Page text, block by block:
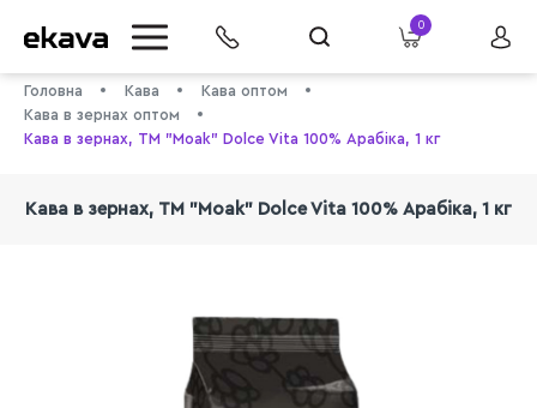
info@ekava.com.ua
0
Головна Кава
Кава оптом
Кава в зернах оптом
Кава в зернах, ТМ "Moak" Dolce Vita 100% Арабіка, 1 кг
Кава в зернах, ТМ "Moak" Dolce Vita 100% Арабіка, 1 кг